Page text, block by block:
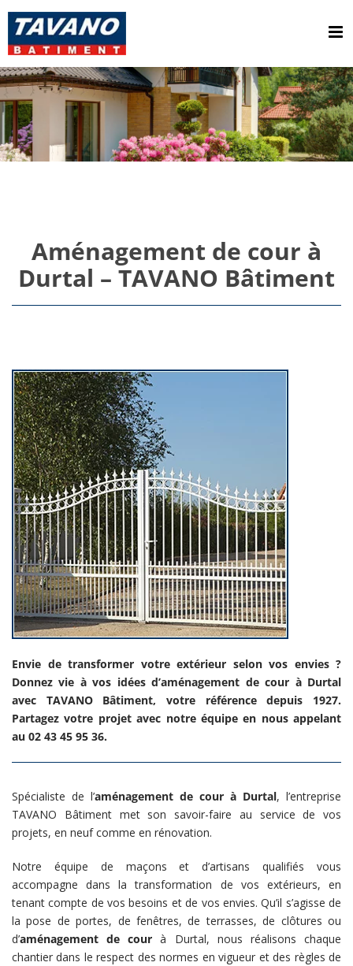
Passer
contenu
Aménagement de cour à
Durtal – TAVANO Bâtiment
Envie de transformer votre extérieur selon vos envies ?
Donnez vie à vos idées d’aménagement de cour à Durtal
avec TAVANO Bâtiment, votre référence depuis 1927.
Partagez votre projet avec notre équipe en nous appelant
au 02 43 45 95 36.
Spécialiste de l’aménagement de cour à Durtal, l’entreprise
TAVANO Bâtiment met son savoir-faire au service de vos
projets, en neuf comme en rénovation.
Notre équipe de maçons et d’artisans qualifiés vous
accompagne dans la transformation de vos extérieurs, en
tenant compte de vos besoins et de vos envies. Qu’il s’agisse de
la pose de portes, de fenêtres, de terrasses, de clôtures ou
d’aménagement de cour à Durtal, nous réalisons chaque
chantier dans le respect des normes en vigueur et des règles de